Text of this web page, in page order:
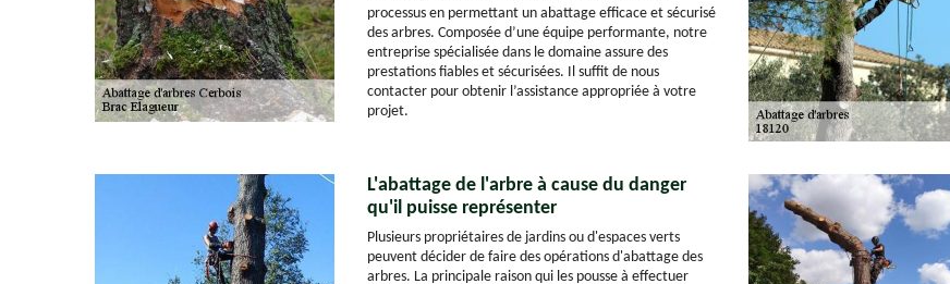
processus en permettant un abattage efficace et sécurisé
des arbres. Composée d’une équipe performante, notre
entreprise spécialisée dans le domaine assure des
prestations fiables et sécurisées. Il suffit de nous
contacter pour obtenir l’assistance appropriée à votre
projet.
L'abattage de l'arbre à cause du danger
qu'il puisse représenter
Plusieurs propriétaires de jardins ou d'espaces verts
peuvent décider de faire des opérations d'abattage des
arbres. La principale raison qui les pousse à effectuer